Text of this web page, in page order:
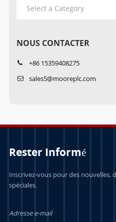
NOUS CONTACTER
+86 15359408275
sales5@mooreplc.com
Rester Informé
Inscrivez-vous pour des nouvelles,
spéciales.